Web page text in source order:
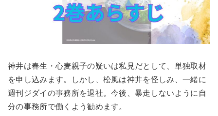
神井は春生・心麦親子の疑いは私見だとして、単独取材
を申し込みます。しかし、松風は神井を怪しみ、一緒に
週刊ジダイの事務所を退社。今後、暴走しないように自
分の事務所で働くよう勧めます。